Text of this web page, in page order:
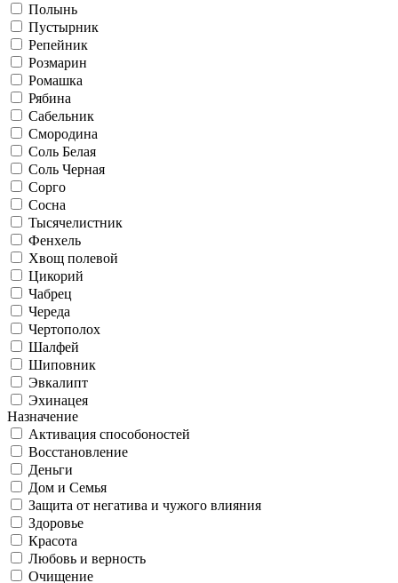
Полынь
Пустырник
Репейник
Розмарин
Ромашка
Рябина
Сабельник
Смородина
Соль Белая
Соль Черная
Сорго
Сосна
Тысячелистник
Фенхель
Хвощ полевой
Цикорий
Чабрец
Череда
Чертополох
Шалфей
Шиповник
Эвкалипт
Эхинацея
Назначение
Активация способоностей
Восстановление
Деньги
Дом и Семья
Защита от негатива и чужого влияния
Здоровье
Красота
Любовь и верность
Очищение